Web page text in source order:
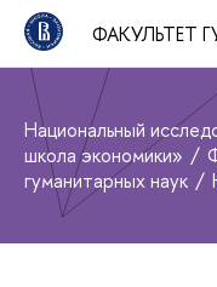
ФАКУЛЬТЕТ
Национальный
школа экономики»
гуманитарных наук